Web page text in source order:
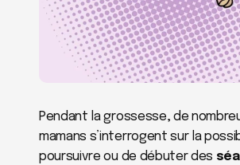
Pendant la grossesse, de
mamans s’interrogent sur la
poursuivre ou de débuter des